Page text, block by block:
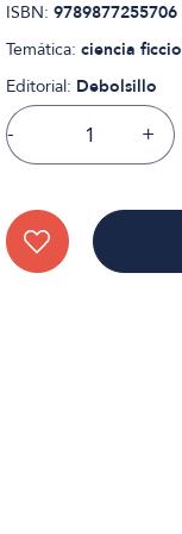
ISBN: 9789877255706
Temática: ciencia
Editorial: Debolsillo
- +